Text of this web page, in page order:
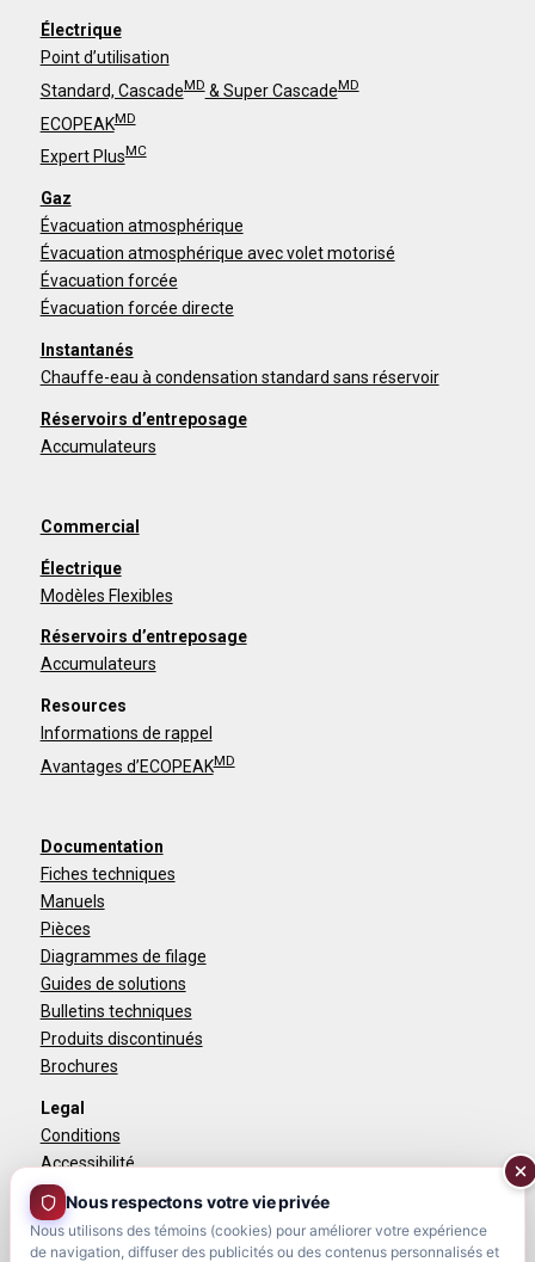
Électrique
Point d’utilisation
Standard, CascadeMD& Super CascadeMD
ECOPEAKMD
Expert PlusMC
Gaz
Évacuation atmosphérique
Évacuation atmosphérique avec volet motorisé
Évacuation forcée
Évacuation forcée directe
Instantanés
Chauffe-eau à condensation standard sans réservoir
Réservoirs d’entreposage
Accumulateurs
Commercial
Électrique
Modèles Flexibles
Réservoirs d’entreposage
Accumulateurs
Resources
Informations de rappel
Avantages d’ECOPEAKMD
Documentation
Fiches techniques
Manuels
Pièces
Diagrammes de filage
Guides de solutions
Bulletins techniques
Produits discontinués
Brochures
Legal
Conditions
Accessibilité
Politique de confidentialité
Rapport sur le travail forcé dans la chaîne
d’approvisionnement canadienne
Nous respectons votre vie privée
Nous utilisons des témoins (cookies) pour améliorer votre expérience
de navigation, diffuser des publicités ou des contenus personnalisés et